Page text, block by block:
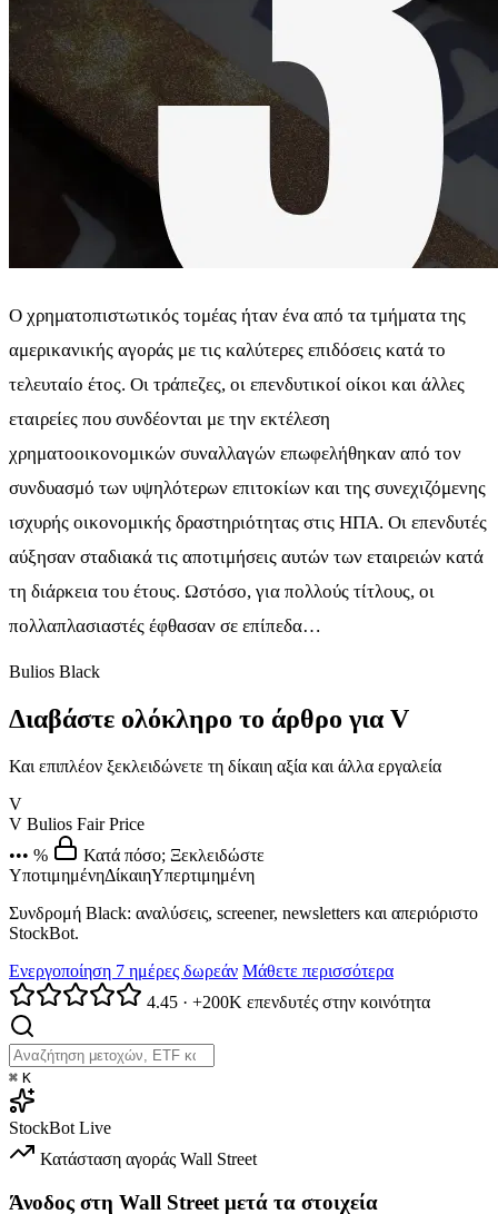
Ο χρηματοπιστωτικός τομέας ήταν ένα από τα τμήματα της
αμερικανικής αγοράς με τις καλύτερες επιδόσεις κατά το
τελευταίο έτος. Οι τράπεζες, οι επενδυτικοί οίκοι και άλλες
εταιρείες που συνδέονται με την εκτέλεση
χρηματοοικονομικών συναλλαγών επωφελήθηκαν από τον
συνδυασμό των υψηλότερων επιτοκίων και της συνεχιζόμενης
ισχυρής οικονομικής δραστηριότητας στις ΗΠΑ. Οι επενδυτές
αύξησαν σταδιακά τις αποτιμήσεις αυτών των εταιρειών κατά
τη διάρκεια του έτους. Ωστόσο, για πολλούς τίτλους, οι
πολλαπλασιαστές έφθασαν σε επίπεδα…
Bulios Black
Διαβάστε ολόκληρο το άρθρο για V
Και επιπλέον ξεκλειδώνετε τη δίκαιη αξία και άλλα εργαλεία
V
V Bulios Fair Price
••• %
Κατά πόσο; Ξεκλειδώστε
ΥποτιμημένηΔίκαιηΥπερτιμημένη
Συνδρομή Black: αναλύσεις, screener, newsletters και απεριόριστο
StockBot.
Ενεργοποίηση 7 ημέρες δωρεάν Μάθετε περισσότερα
4.45 · +200K επενδυτές στην κοινότητα
⌘ K
StockBot Live
Κατάσταση αγοράς Wall Street
Άνοδος στη Wall Street μετά τα στοιχεία